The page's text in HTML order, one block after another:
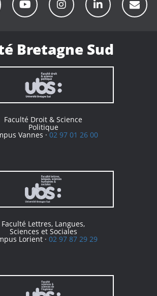
Bretagne Sud
Faculté Droit & Science
Politique
Vannes ·02 97 01 26 00
Faculté Lettres, Langues,
Sciences et Sociales
Lorient · 02 97 87 29 29